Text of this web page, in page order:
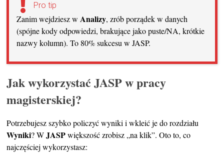
Pro tip
Zanim wejdziesz wAnalizy, zrób porządek w danych
(spójne kody odpowiedzi, brakujące jako puste/NA, krótkie
nazwy kolumn). To 80% sukcesu w JASP.
Jak wykorzystać JASP w pracy
magisterskiej?
Potrzebujesz szybko policzyć wyniki i wkleić je do rozdziału
Wyniki? WJASPwiększość zrobisz „na klik”. Oto to, co
najczęściej wykorzystasz: